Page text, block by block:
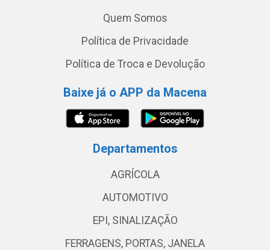
Quem Somos
Política de Privacidade
Política de Troca e Devolução
Baixe já o APP da Macena
Departamentos
AGRÍCOLA
AUTOMOTIVO
EPI, SINALIZAÇÃO
FERRAGENS, PORTAS, JANELA